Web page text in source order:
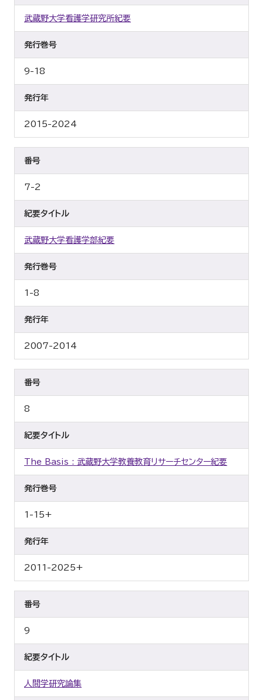
武蔵野大学看護学研究所紀要
発行巻号
9-18
発行年
2015-2024
番号
7-2
紀要タイトル
武蔵野大学看護学部紀要
発行巻号
1-8
発行年
2007-2014
番号
8
紀要タイトル
The Basis : 武蔵野大学教養教育リサーチセンター紀要
発行巻号
1-15+
発行年
2011-2025+
番号
9
紀要タイトル
人間学研究論集